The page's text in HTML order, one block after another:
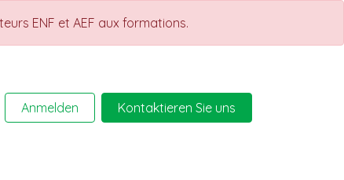
ENF et AEF aux formations.
Anmelden Kontaktieren Sie uns